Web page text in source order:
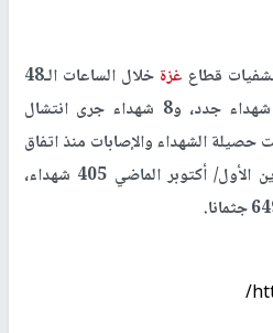
قطاع غزة
خلال الساعات الـ48
الماضية 12 شهيدا، بينهم 4 شهداء جدد، و8 شهداء جرى انتشال
فيما بلغت حصيلة الشهداء والإصابات منذ اتفاق
وقف إطلاق النار في 11 تشرين الأول/ أكتوبر الماضي 405 شهداء،